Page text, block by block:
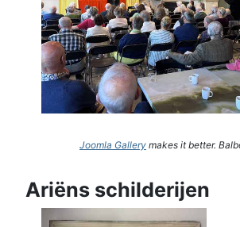
Joomla Gallery makes it better.
Ariëns schilderijen